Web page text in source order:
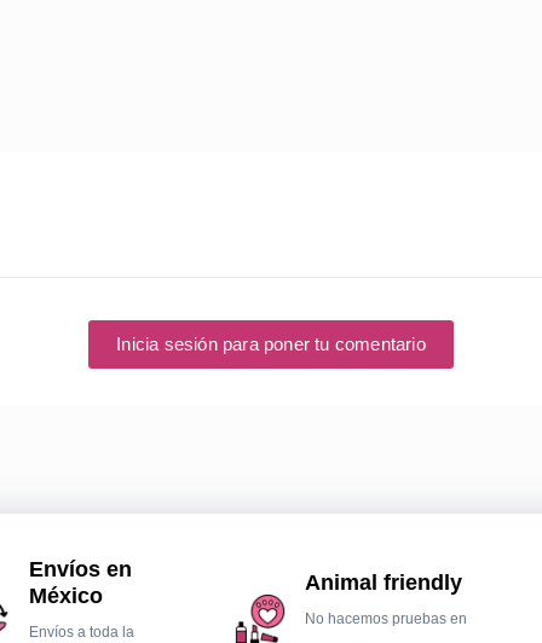
Inicia sesión para poner tu comentario
Envíos en
México
Envíos a toda la
Animal friendly
No hacemos pruebas en